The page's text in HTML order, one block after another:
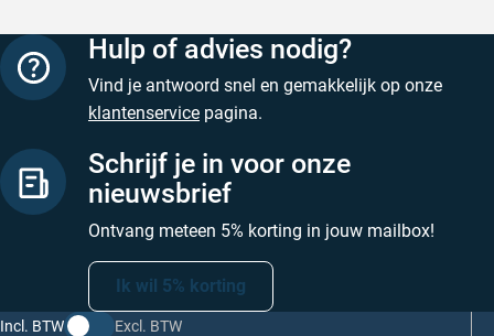
Hulp of advies nodig?
Vind je antwoord snel en gemakkelijk op onze
klantenservice pagina.
Schrijf je in voor onze
nieuwsbrief
Ontvang meteen 5% korting in jouw mailbox!
Ik wil 5% korting
Incl. BTW Excl. BTW